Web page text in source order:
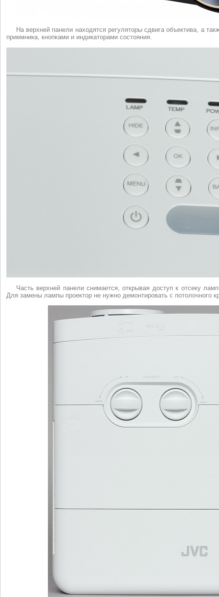
На верхней панели находятся регуляторы сдвига объектива, а
приемника, кнопками и индикаторами состояния.
Часть верхней панели снимается, открывая доступ к отсеку
Для замены лампы проектор не нужно демонтировать с потолочного